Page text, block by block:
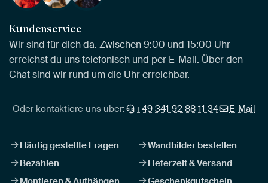
Kundenservice
Wir sind für dich da. Zwischen 9:00 und 15:00 Uhr
erreichst du uns telefonisch und per E-Mail. Über den
Chat sind wir rund um die Uhr erreichbar.
Oder kontaktiere uns über: +49 341 92 88 11 34 E-Mail
Häufig gestellte Fragen
Wandbilder bestellen
Bezahlen
Lieferzeit & Versand